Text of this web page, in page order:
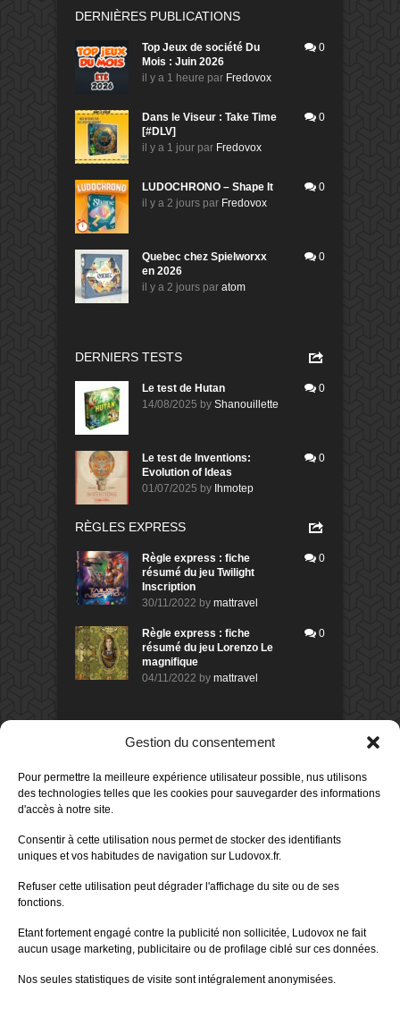
Gestion du consentement
Pour permettre la meilleure expérience utilisateur possible, nus utilisons
des technologies telles que les cookies pour sauvegarder des informations
d'accès à notre site.
Consentir à cette utilisation nous permet de stocker des identifiants
uniques et vos habitudes de navigation sur Ludovox.fr.
Refuser cette utilisation peut dégrader l'affichage du site ou de ses
fonctions.
Etant fortement engagé contre la publicité non sollicitée, Ludovox ne fait
aucun usage marketing, publicitaire ou de profilage ciblé sur ces données.
Nos seules statistiques de visite sont intégralement anonymisées.
DERNIÈRES PUBLICATIONS
Top Jeux de société Du
Mois : Juin 2026
il y a 1 heure par Fredovox
0
Dans le Viseur : Take Time
[#DLV]
il y a 1 jour par Fredovox
0
LUDOCHRONO – Shape It
il y a 2 jours par Fredovox
0
Quebec chez Spielworxx
en 2026
il y a 2 jours par atom
0
DERNIERS TESTS
Le test de Hutan
14/08/2025 by Shanouillette
0
Le test de Inventions:
Evolution of Ideas
01/07/2025 by Ihmotep
0
RÈGLES EXPRESS
Règle express : fiche
résumé du jeu Twilight
Inscription
30/11/2022 by mattravel
0
Règle express : fiche
résumé du jeu Lorenzo Le
magnifique
04/11/2022 by mattravel
0
DERNIERS AVIS DES MEMBRES
Avis de
Sur le jeu Collect!
il y a 1 jour
Avis demorlockbob
Sur le jeu Detective Box - Ciao
Publié leil y a 3 jours
80%
Sur le jeu Detective Box - Ciao
Bella